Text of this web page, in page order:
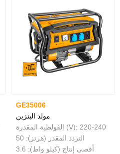
GE35006
مولد البنزين
الفولطية المقدرة (V): 220-240
التردد المقدر (هرتز): 50
أقصى إنتاج (كيلو واط): 3.6